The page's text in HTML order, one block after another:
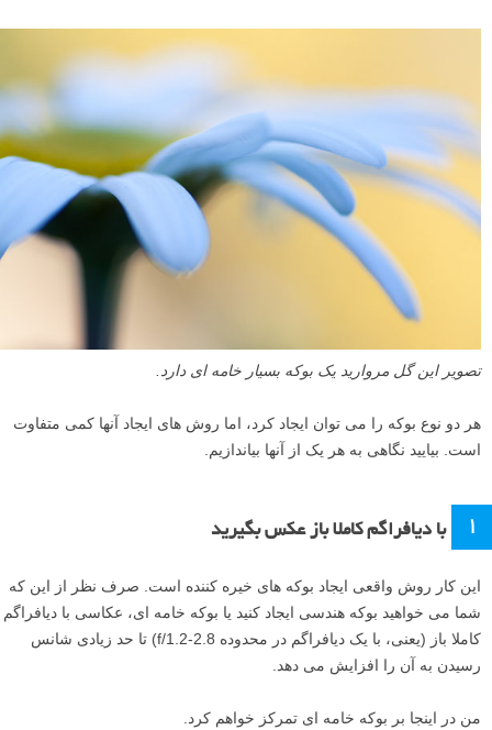
تصویر این گل مروارید یک بوکه بسیار خامه ای دارد.
هر دو نوع بوکه را می توان ایجاد کرد، اما روش های ایجاد آنها کمی متفاوت
است. بیایید نگاهی به هر یک از آنها بیاندازیم.
۱ با دیافراگم کاملا باز عکس بگیرید
این کار روش واقعی ایجاد بوکه های خیره کننده است. صرف نظر از این که
شما می خواهید بوکه هندسی ایجاد کنید یا بوکه خامه ای، عکاسی با دیافراگم
کاملا باز (یعنی، با یک دیافراگم در محدوده f/1.2-2.8) تا حد زیادی شانس
رسیدن به آن را افزایش می دهد.
من در اینجا بر بوکه خامه ای تمرکز خواهم کرد.